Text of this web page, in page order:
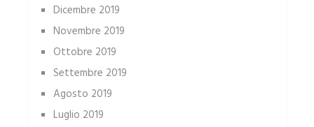
Dicembre 2019
Novembre 2019
Ottobre 2019
Settembre 2019
Agosto 2019
Luglio 2019